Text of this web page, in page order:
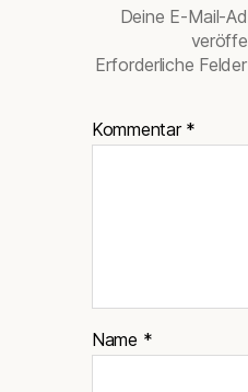
Deine E-Mail-
Erforderliche
Kommentar *
Name *